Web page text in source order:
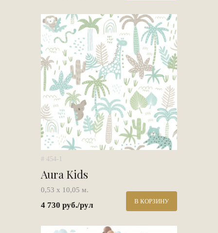
# 454-1
Aura Kids
0,53 х 10,05 м.
4 730 руб./рул В КОРЗИНУ